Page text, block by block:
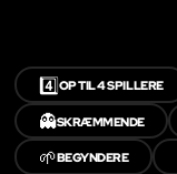
4️⃣OP TIL 4 SPILLERE
👻SKRÆMMENDE
🌱BEGYNDERE